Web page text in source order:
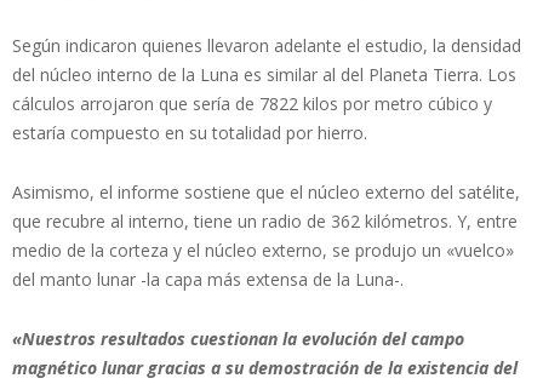
Según indicaron quienes llevaron adelante el estudio, la densidad
del núcleo interno de la Luna es similar al del Planeta Tierra. Los
cálculos arrojaron que sería de 7822 kilos por metro cúbico y
estaría compuesto en su totalidad por hierro.
Asimismo, el informe sostiene que el núcleo externo del satélite,
que recubre al interno, tiene un radio de 362 kilómetros. Y, entre
medio de la corteza y el núcleo externo, se produjo un «vuelco»
del manto lunar -la capa más extensa de la Luna-.
«Nuestros resultados cuestionan la evolución del campo
magnético lunar gracias a su demostración de la existencia del